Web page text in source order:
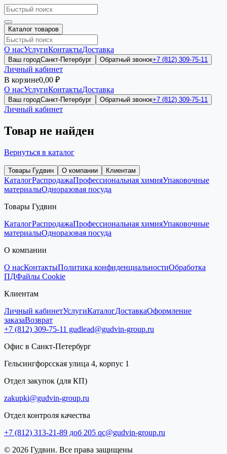
Каталог товаров
О насУслугиКонтактыДоставка
Ваш городСанкт-Петербург Обратный звонок+7 (812) 309-75-11
Личный кабинет
В корзине0,00 ₽
О насУслугиКонтактыДоставка
Ваш городСанкт-Петербург Обратный звонок+7 (812) 309-75-11
Личный кабинет
Товар не найден
Вернуться в каталог
Товары Гудвин О компании Клиентам
КаталогРаспродажаПрофессиональная химияУпаковочные
материалыОдноразовая посуда
Товары Гудвин
КаталогРаспродажаПрофессиональная химияУпаковочные
материалыОдноразовая посуда
О компании
О насКонтактыПолитика конфиденциальностиОбработка
ПДФайлы Cookie
Клиентам
Личный кабинетУслугиКаталогДоставкаОформление
заказаВозврат
+7 (812) 309-75-11 gudlead@gudvin-group.ru
Офис в Санкт-Петербург
Гельсингфорсская улица 4, корпус 1
Отдел закупок (для КП)
zakupki@gudvin-group.ru
Отдел контроля качества
+7 (812) 313-21-89 доб 205 qc@gudvin-group.ru
© 2026 Гудвин. Все права защищены